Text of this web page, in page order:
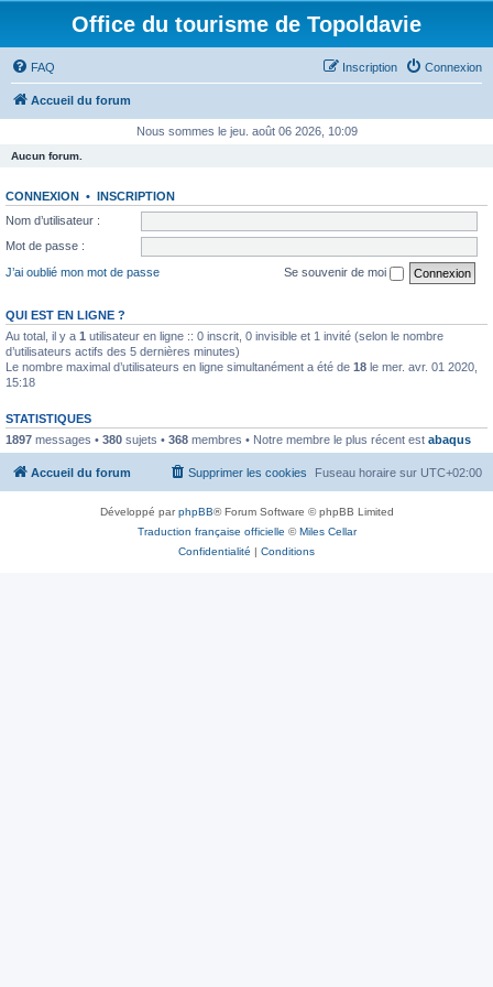
Office du tourisme de Topoldavie
FAQ Connexion
Inscription
Accueil du forum
Nous sommes le jeu. août 06 2026, 10:09
Aucun forum.
CONNEXION • INSCRIPTION
Nom d’utilisateur :
Mot de passe :
J’ai oublié mon mot de passe
Se souvenir de moi
QUI EST EN LIGNE ?
Au total, il y a 1 utilisateur en ligne :: 0 inscrit, 0 invisible et 1 invité (selon le nombre
d’utilisateurs actifs des 5 dernières minutes)
Le nombre maximal d’utilisateurs en ligne simultanément a été de 18 le mer. avr. 01 2020,
15:18
STATISTIQUES
1897 messages • 380 sujets • 368 membres • Notre membre le plus récent est abaqus
Accueil du forum Fuseau horaire sur UTC+02:00
Supprimer les cookies
Développé parphpBB® Forum Software © phpBB Limited
Traduction française officielle ©Miles Cellar
Confidentialité | Conditions